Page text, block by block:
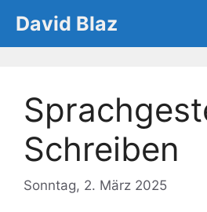
Inhalt
springen
David Blaz
Schreiben
Sonntag, 2. März 2025